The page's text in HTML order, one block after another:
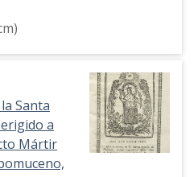
Santa
a
Mártir